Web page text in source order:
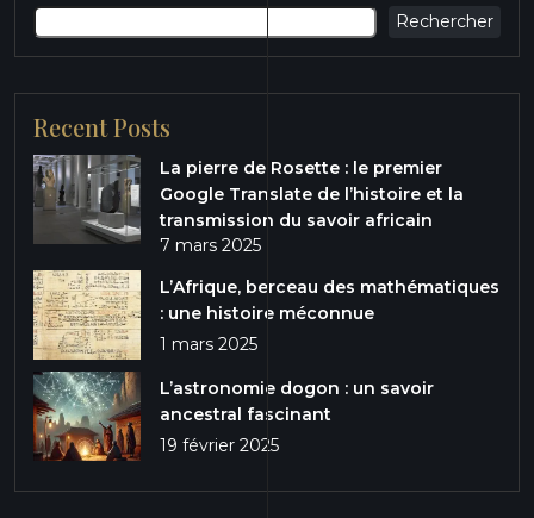
Rechercher
Recent Posts
La pierre de Rosette : le premier
Google Translate de l’histoire et la
transmission du savoir africain
7 mars 2025
L’Afrique, berceau des mathématiques
: une histoire méconnue
1 mars 2025
L’astronomie dogon : un savoir
ancestral fascinant
19 février 2025